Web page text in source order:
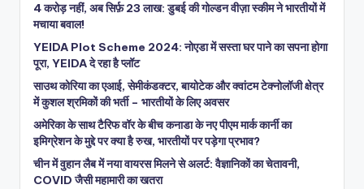
4 करोड़ नहीं, अब सिर्फ़ 23 लाख: डुबई की गोल्डन वीज़ा स्कीम ने भारतीयों में
मचाया बवाल!
YEIDA Plot Scheme 2024: नोएडा में सस्ता घर पाने का सपना होगा
पूरा, YEIDA दे रहा है प्लॉट
साउथ कोरिया का एआई, सेमीकंडक्टर, बायोटेक और क्वांटम टेक्नोलॉजी क्षेत्र
में कुशल श्रमिकों की भर्ती – भारतीयों के लिए अवसर
अमेरिका के साथ टैरिफ वॉर के बीच कनाडा के नए पीएम मार्क कार्नी का
इमिग्रेशन के मुद्दे पर क्या है रुख, भारतीयों पर पड़ेगा प्रभाव?
चीन में वुहान लैब में नया वायरस मिलने से अलर्ट: वैज्ञानिकों का चेतावनी,
COVID जैसी महामारी का खतरा